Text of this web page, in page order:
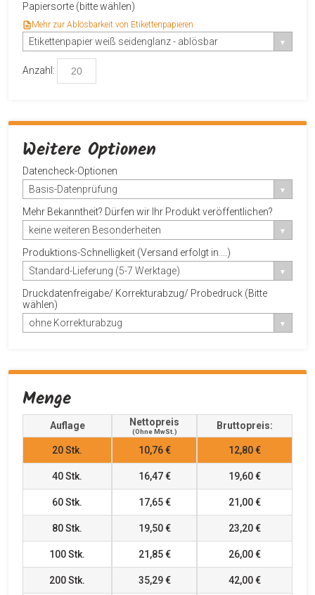
Papiersorte (bitte wählen)
Mehr zur Ablösbarkeit von Etikettenpapieren
Etikettenpapier weiß seidenglanz - ablösbar
Anzahl:
Weitere Optionen
Datencheck-Optionen
Basis-Datenprüfung
Mehr Bekanntheit? Dürfen wir Ihr Produkt veröffentlichen?
keine weiteren Besonderheiten
Produktions-Schnelligkeit (Versand erfolgt in....)
Standard-Lieferung (5-7 Werktage)
Druckdatenfreigabe/ Korrekturabzug/ Probedruck (Bitte
wählen)
ohne Korrekturabzug
Menge
Auflage Nettopreis
(ohne MwSt.)
Bruttopreis:
20Stk. 10,76 € 12,80 €
40Stk. 16,47 € 19,60 €
60Stk. 17,65 € 21,00 €
80Stk. 19,50 € 23,20 €
100Stk. 21,85 € 26,00 €
200Stk. 35,29 € 42,00 €